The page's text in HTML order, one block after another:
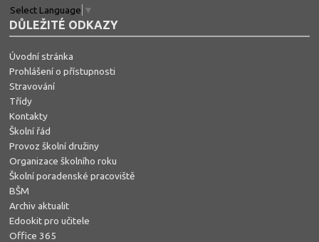
Select Language ▼
DŮLEŽITÉ ODKAZY
Úvodní stránka
Prohlášení o přístupnosti
Stravování
Třídy
Kontakty
Školní řád
Provoz školní družiny
Organizace školního roku
Školní poradenské pracoviště
BŠM
Archiv aktualit
Edookit pro učitele
Office 365